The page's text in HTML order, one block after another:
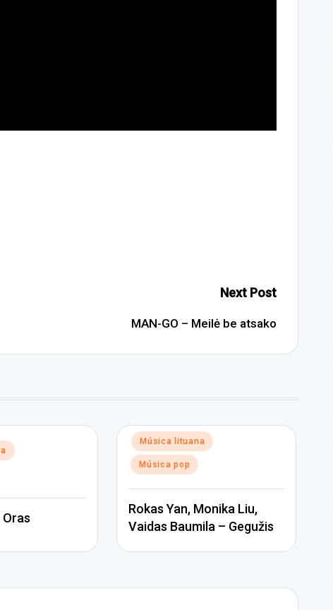
Next Post
MAN-GO – Meilė be atsako
Oras
Posted
in
Música lituana
Música pop
Rokas Yan, Monika Liu,
Vaidas Baumila – Gegužis